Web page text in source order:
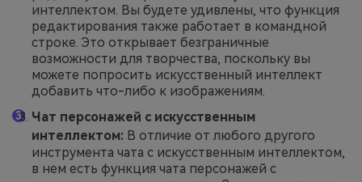
интеллектом. Вы будете удивлены, что функция
редактирования также работает в командной
строке. Это открывает безграничные
возможности для творчества, поскольку вы
можете попросить искусственный интеллект
добавить что-либо к изображениям.
Чат персонажей с искусственным
интеллектом: В отличие от любого другого
инструмента чата с искусственным интеллектом,
в нем есть функция чата персонажей с